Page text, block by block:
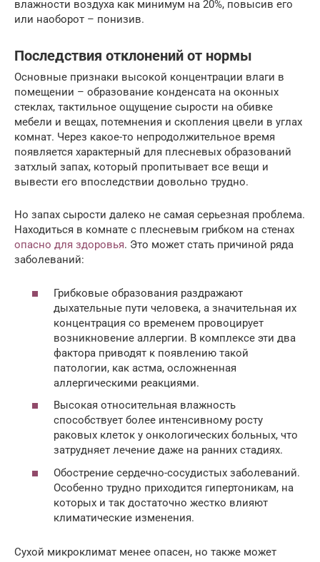
влажности воздуха как минимум на 20%, повысив его
или наоборот – понизив.
Последствия отклонений от нормы
Основные признаки высокой концентрации влаги в
помещении – образование конденсата на оконных
стеклах, тактильное ощущение сырости на обивке
мебели и вещах, потемнения и скопления цвели в углах
комнат. Через какое-то непродолжительное время
появляется характерный для плесневых образований
затхлый запах, который пропитывает все вещи и
вывести его впоследствии довольно трудно.
Но запах сырости далеко не самая серьезная проблема.
Находиться в комнате с плесневым грибком на стенах
опасно для здоровья. Это может стать причиной ряда
заболеваний:
Грибковые образования раздражают
дыхательные пути человека, а значительная их
концентрация со временем провоцирует
возникновение аллергии. В комплексе эти два
фактора приводят к появлению такой
патологии, как астма, осложненная
аллергическими реакциями.
Высокая относительная влажность
способствует более интенсивному росту
раковых клеток у онкологических больных, что
затрудняет лечение даже на ранних стадиях.
Обострение сердечно-сосудистых заболеваний.
Особенно трудно приходится гипертоникам, на
которых и так достаточно жестко влияют
климатические изменения.
Сухой микроклимат менее опасен, но также может